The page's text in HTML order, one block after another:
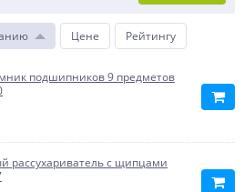
Цене Рейтингу
подшипников 9 предметов
рассухариватель с щипцами